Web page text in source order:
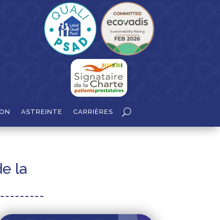
ASTREINTE CARRIÈRES
la